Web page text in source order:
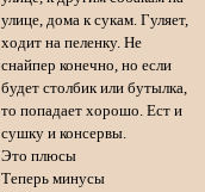
улице, дома к сукам. Гуляет,
ходит на пеленку. Не
снайпер конечно, но если
будет столбик или бутылка,
то попадает хорошо. Ест и
сушку и консервы.
Это плюсы
Теперь минусы